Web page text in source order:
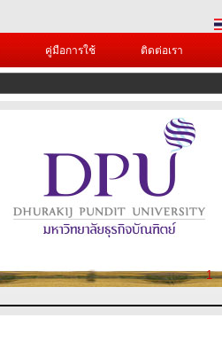
คู่มือการใช้ ติดต่อเรา
1